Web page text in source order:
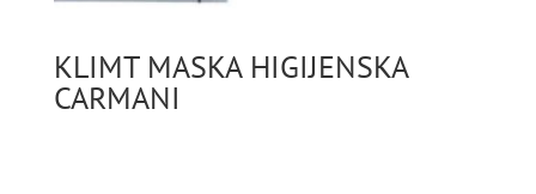
KLIMT MASKA HIGIJENSKA
CARMANI